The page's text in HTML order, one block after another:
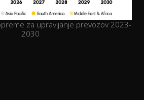
za upravljanje prevozov 2023-
2030